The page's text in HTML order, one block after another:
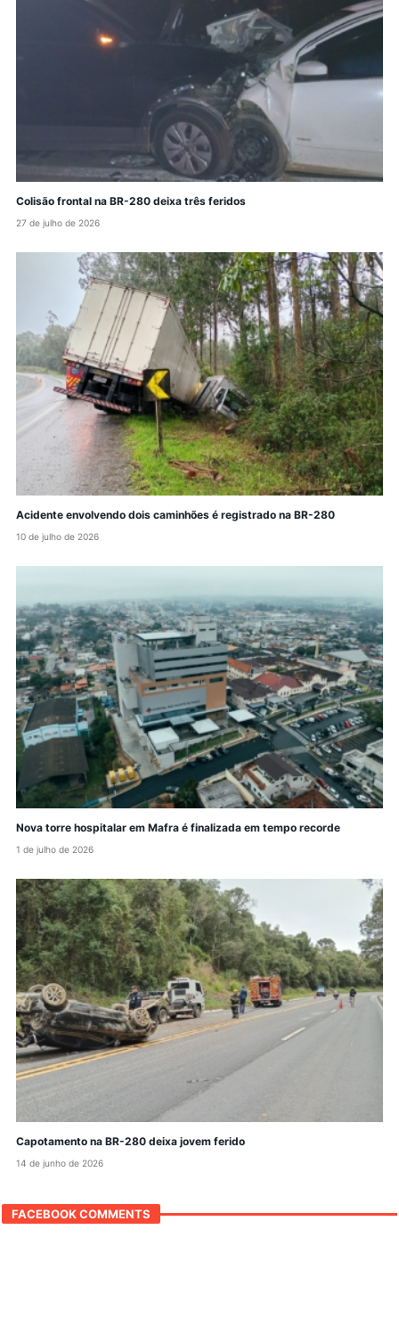
Colisão frontal na BR-280 deixa três feridos
27 de julho de 2026
Acidente envolvendo dois caminhões é registrado na BR-280
10 de julho de 2026
Nova torre hospitalar em Mafra é finalizada em tempo recorde
1 de julho de 2026
Capotamento na BR-280 deixa jovem ferido
14 de junho de 2026
FACEBOOK COMMENTS